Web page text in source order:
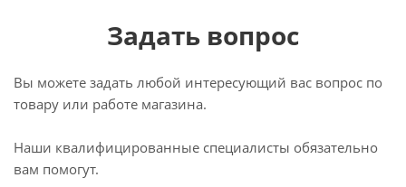
Задать вопрос
Вы можете задать любой интересующий вас вопрос по
товару или работе магазина.
Наши квалифицированные специалисты обязательно
вам помогут.